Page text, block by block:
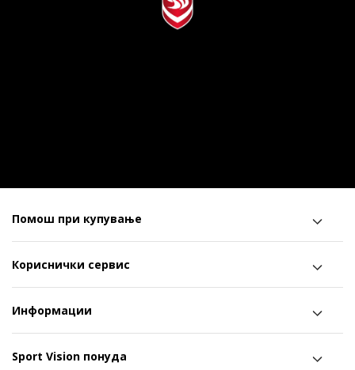
Помош при купување
Кориснички сервис
Информации
Sport Vision понуда